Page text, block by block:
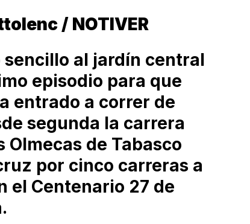
/ NOTIVER
al jardín central
episodio para que
entrado a correr de
segunda la carrera
de Tabasco
por cinco carreras a
el Centenario 27 de